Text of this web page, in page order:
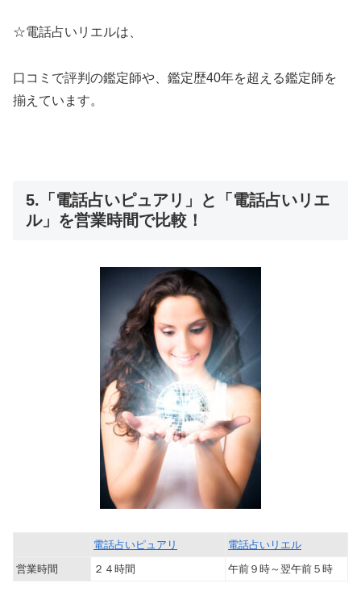
☆電話占いリエルは、
口コミで評判の鑑定師や、鑑定歴40年を超える鑑定師を
揃えています。
5.「電話占いピュアリ」と「電話占いリエ
ル」を営業時間で比較！
電話占いピュアリ
電話占いリエル
営業時間
２４時間 午前９時～翌午前５時